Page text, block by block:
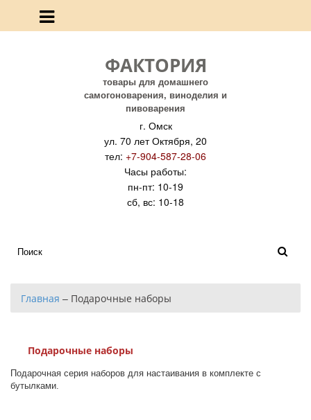
ФАКТОРИЯ
товары для домашнего
самогоноварения, виноделия и
пивоварения
г. Омск
ул. 70 лет Октября, 20
тел: +7-904-587-28-06
Часы работы:
пн-пт: 10-19
сб, вс: 10-18
Главная – Подарочные наборы
Подарочные наборы
Подарочная серия наборов для настаивания в комплекте с
бутылками.